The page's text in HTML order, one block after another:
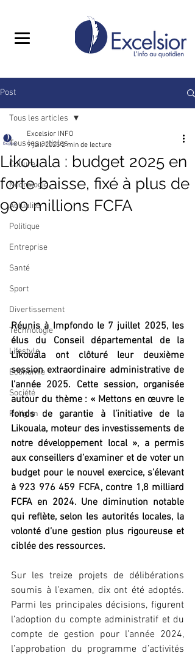
Post
Tous les articles
Culture
Nécrologie
Actualité
Politique
Entreprise
Santé
Sport
Divertissement
Technologie
Lifestyle
Economie
Société
Religion
Tous les articles
Likouala : budget 2025 en
forte baisse, fixé à plus de
900 millions FCFA
Excelsior INFO
9 juil. 2025 2 min de lecture
Réunis à Impfondo le 7 juillet 2025, les
élus du Conseil départemental de la
Likouala ont clôturé leur deuxième
session extraordinaire administrative de
l’année 2025. Cette session, organisée
autour du thème : « Mettons en œuvre le
fonds de garantie à l’initiative de la
Likouala, moteur des investissements de
notre développement local », a permis
aux conseillers d’examiner et de voter un
budget pour le nouvel exercice, s’élevant
à 923 976 459 FCFA, contre 1,8 milliard
FCFA en 2024. Une diminution notable
qui reflète, selon les autorités locales, la
volonté d’une gestion plus rigoureuse et
ciblée des ressources.
Sur les treize projets de délibérations
soumis à l’examen, dix ont été adoptés.
Parmi les principales décisions, figurent
l’adoption du compte administratif et du
compte de gestion pour l’année 2024,
l’approbation du programme d’activités